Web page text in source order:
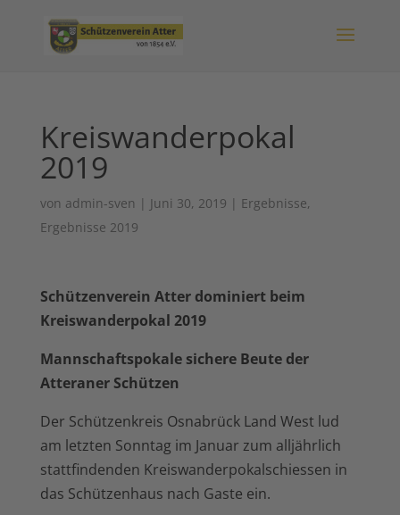
Kreiswanderpokal
2019
von admin-sven | Juni 30, 2019 | Ergebnisse,
Ergebnisse 2019
Schützenverein Atter dominiert beim
Kreiswanderpokal 2019
Mannschaftspokale sichere Beute der
Atteraner Schützen
Der Schützenkreis Osnabrück Land West lud
am letzten Sonntag im Januar zum alljährlich
stattfindenden Kreiswanderpokalschiessen in
das Schützenhaus nach Gaste ein.